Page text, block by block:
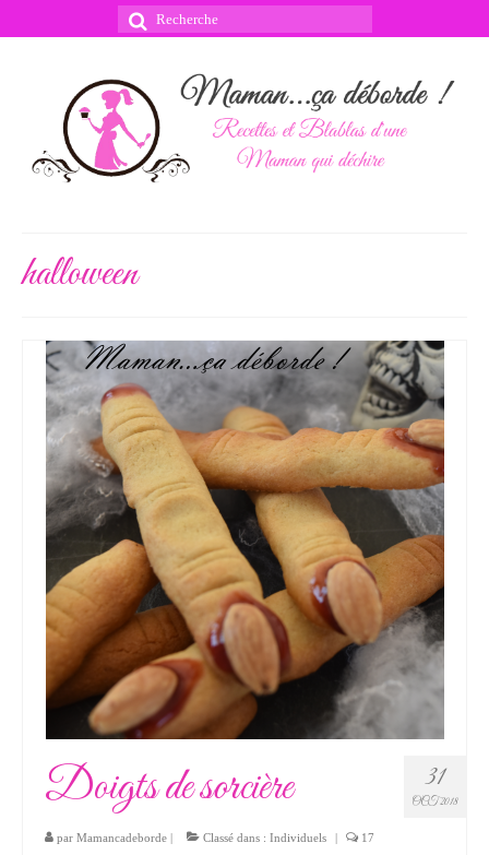
Rechercher
halloween
31
OCT 2018
Doigts de sorcière
par Mamancadeborde | Classé dans : Individuels | 17